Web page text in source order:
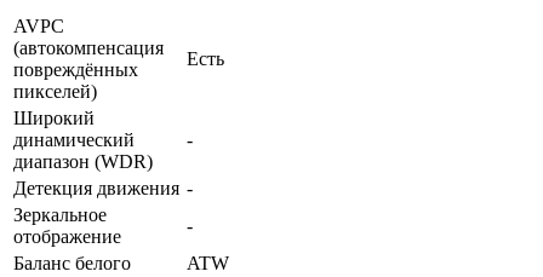
AVPC
(автокомпенсация
повреждённых
пикселей)
Есть
Широкий
динамический
диапазон (WDR)
-
Детекция движения -
Зеркальное
отображение
-
Баланс белого
ATW